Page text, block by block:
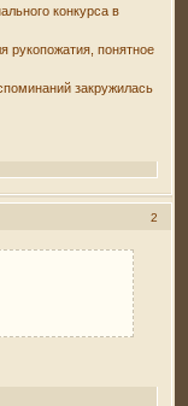
конкурса в
рукопожатия, понятное
закружилась
2